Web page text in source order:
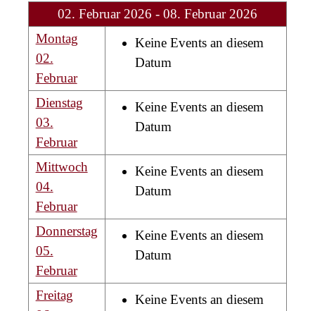
02. Februar 2026 - 08. Februar 2026
Montag
02.
Februar
Keine Events an diesem
Datum
Dienstag
03.
Februar
Keine Events an diesem
Datum
Mittwoch
04.
Februar
Keine Events an diesem
Datum
Donnerstag
05.
Februar
Keine Events an diesem
Datum
Freitag
Keine Events an diesem